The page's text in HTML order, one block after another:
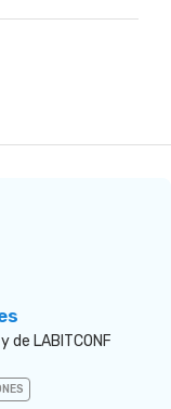
de LABITCONF